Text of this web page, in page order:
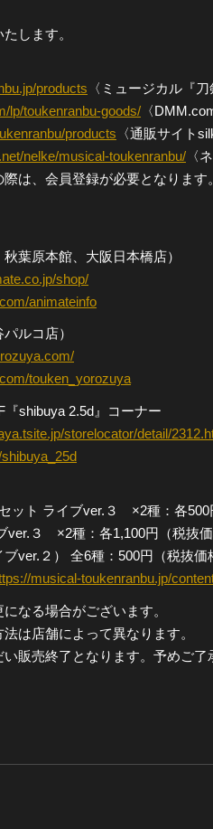
します。
products 〈ミュージカル『
lp/toukenranbu-goods/ 〈
products 〈通販サイト
nelke/musical-toukenranbu/ 〈
は、会員登録が必要となります
葉原本館、大阪日本橋店）
shop/
animateinfo
ルコ店）
touken_yorozuya
『shibuya 2.5d』コーナー
storelocator/detail/
ット ライブver.３ ×2種：各500
ver.３ ×2種：各1,100円（税抜価
ver.２） 全6種：500円（税抜価
musical-toukenranbu.jp/
なる場合がございます。
は店舗によって異なります。
販売終了となります。予めご了